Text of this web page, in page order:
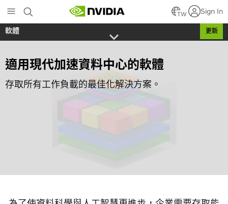
to
main
content
TW Sign In
軟體 更新
適用現代加速資料中心的軟體
存取所有工作負載的最佳化解決方案。